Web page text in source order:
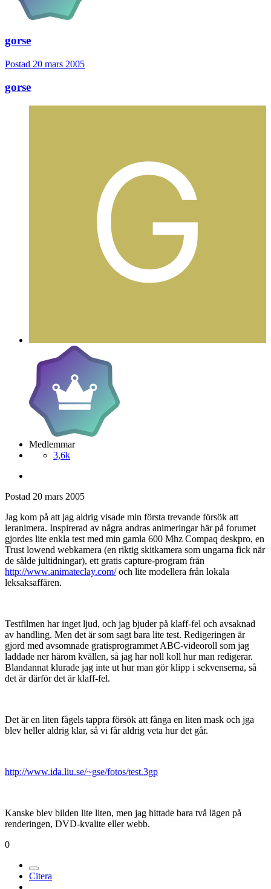
gorse
Postad 20 mars 2005
gorse
Medlemmar
3,6k
Postad 20 mars 2005
Jag kom på att jag aldrig visade min första trevande försök att
leranimera. Inspirerad av några andras animeringar här på forumet
gjordes lite enkla test med min gamla 600 Mhz Compaq deskpro, en
Trust lowend webkamera (en riktig skitkamera som ungarna fick när
de sålde jultidningar), ett gratis capture-program från
http://www.animateclay.com/och lite modellera från lokala
leksaksaffären.
Testfilmen har inget ljud, och jag bjuder på klaff-fel och avsaknad
av handling. Men det är som sagt bara lite test. Redigeringen är
gjord med avsomnade gratisprogrammet ABC-videoroll som jag
laddade ner härom kvällen, så jag har noll koll hur man redigerar.
Blandannat klurade jag inte ut hur man gör klipp i sekvenserna, så
det är därför det är klaff-fel.
Det är en liten fågels tappra försök att fånga en liten mask och jga
blev heller aldrig klar, så vi får aldrig veta hur det går.
http://www.ida.liu.se/~gse/fotos/test.3gp
Kanske blev bilden lite liten, men jag hittade bara två lägen på
renderingen, DVD-kvalite eller webb.
0
Citera